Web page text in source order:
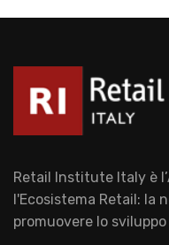
Retail Institute Italy è
l'Ecosistema Retail: la
promuovere lo